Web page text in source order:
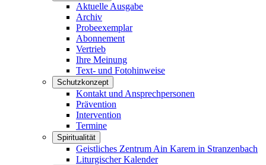
Aktuelle Ausgabe
Archiv
Probeexemplar
Abonnement
Vertrieb
Ihre Meinung
Text- und Fotohinweise
Schutzkonzept
Kontakt und Ansprechpersonen
Prävention
Intervention
Termine
Spiritualität
Geistliches Zentrum Ain Karem in Stranzenbach
Liturgischer Kalender